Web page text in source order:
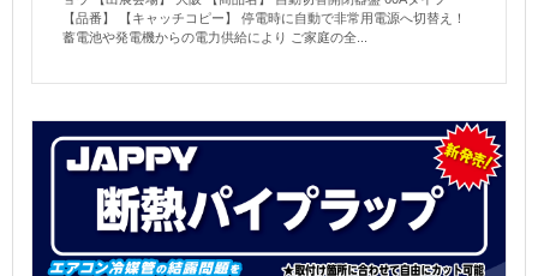
【品番】 【キャッチコピー】 停電時に自動で非常用電源へ切替え！
蓄電池や発電機からの電力供給により ご家庭の全...